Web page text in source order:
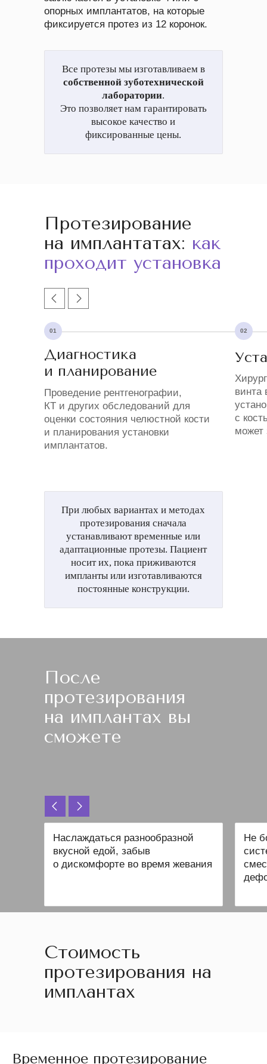
опорных имплантатов, на которые
фиксируется протез из 12 коронок.
Все протезы мы изготавливаем в
собственной зуботехнической
лаборатории.
Это позволяет нам гарантировать
высокое качество и
фиксированные цены.
Протезирование
на имплантатах: как
проходит установка
Диагностика
и планирование
Проведение рентгенографии,
КТ и других обследований для
оценки состояния челюстной кости
и планирования установки
имплантатов.
01
винта
с
может
02
При любых вариантах и методах
протезирования сначала
устанавливают временные или
адаптационные протезы. Пациент
носит их, пока приживаются
импланты или изготавливаются
постоянные конструкции.
После
протезирования
на имплантах вы
сможете
Наслаждаться разнообразной
вкусной едой, забыв
о дискомфорте во время жевания
Не
Стоимость
протезирования на
имплантах
Временное протезирование